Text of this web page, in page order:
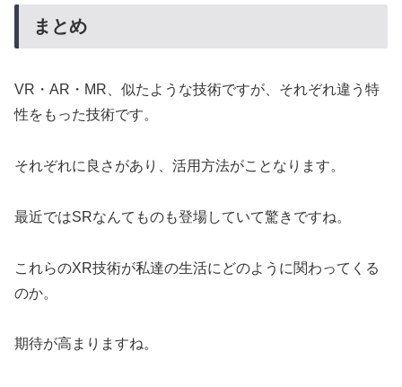
まとめ
VR・AR・MR、似たような技術ですが、それぞれ違う特
性をもった技術です。
それぞれに良さがあり、活用方法がことなります。
最近ではSRなんてものも登場していて驚きですね。
これらのXR技術が私達の生活にどのように関わってくる
のか。
期待が高まりますね。